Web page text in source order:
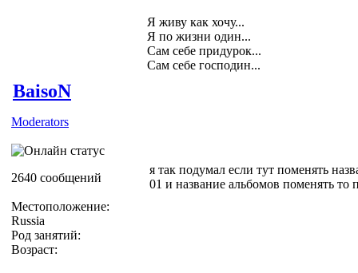
Я живу как хочу...
Я по жизни один...
Сам себе придурок...
Сам себе господин...
BaisoN
Moderators
2640 сообщений
Местоположение:
Russia
Род занятий:
Возраст:
я так подумал если тут поменять
01 и название альбомов поменять то